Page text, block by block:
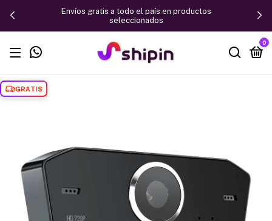
Envíos gratis a todo el país en productos
seleccionados
0
GRATIS